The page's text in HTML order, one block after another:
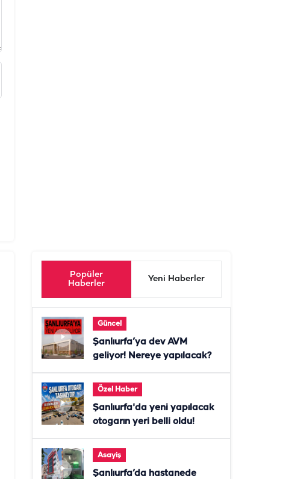
Popüler
Haberler
Yeni Haberler
Güncel
Şanlıurfa’ya dev AVM
geliyor! Nereye yapılacak?
Özel Haber
Şanlıurfa'da yeni yapılacak
otogarın yeri belli oldu!
Asayiş
Şanlıurfa’da hastanede